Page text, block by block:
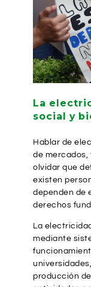
La
social y
Hablar de
de
olvidar que
existen
dependen de
derechos
La
mediante
producción